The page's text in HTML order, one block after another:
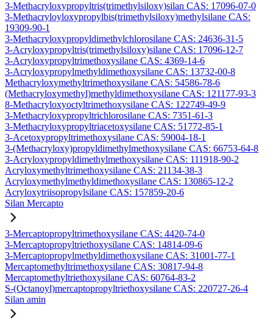
3-Methacryloxypropyltris(trimethylsiloxy)silan CAS: 17096-07-0
3-Methacryloyloxypropylbis(trimethylsiloxy)methylsilane CAS:
19309-90-1
3-Methacryloxypropyldimethylchlorosilane CAS: 24636-31-5
3-Acryloxypropyltris(trimethylsiloxy)silane CAS: 17096-12-7
3-Acryloxypropyltrimethoxysilane CAS: 4369-14-6
3-Acryloxypropylmethyldimethoxysilane CAS: 13732-00-8
Methacryloxymethyltrimethoxysilane CAS: 54586-78-6
(Methacryloxymethyl)methyldimethoxysilane CAS: 121177-93-3
8-Methacryloxyoctyltrimethoxysilane CAS: 122749-49-9
3-Methacryloxypropyltrichlorosilane CAS: 7351-61-3
3-Methacryloxypropyltriacetoxysilane CAS: 51772-85-1
3-Acetoxypropyltrimethoxysilane CAS: 59004-18-1
3-(Methacryloxy)propyldimethylmethoxysilane CAS: 66753-64-8
3-Acryloxypropyldimethylmethoxysilane CAS: 111918-90-2
Acryloxymethyltrimethoxysilane CAS: 21134-38-3
Acryloxymethylmethyldimethoxysilane CAS: 130865-12-2
Acryloxytriisopropylsilane CAS: 157859-20-6
Silan Mercapto
3-Mercaptopropyltrimethoxysilane CAS: 4420-74-0
3-Mercaptopropyltriethoxysilane CAS: 14814-09-6
3-Mercaptopropylmethyldimethoxysilane CAS: 31001-77-1
Mercaptomethyltrimethoxysilane CAS: 30817-94-8
Mercaptomethyltriethoxysilane CAS: 60764-83-2
S-(Octanoyl)mercaptopropyltriethoxysilane CAS: 220727-26-4
Silan amin